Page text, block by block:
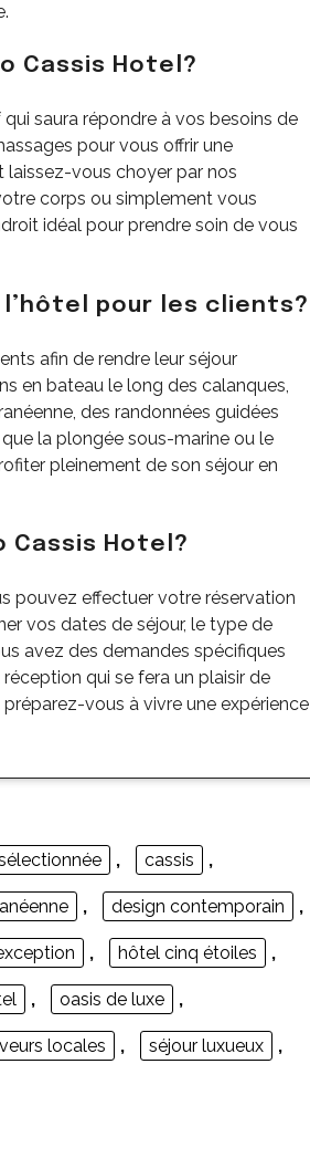
Cassis Hotel?
saura répondre à vos besoins de
pour vous offrir une
laissez-vous choyer par nos
corps ou simplement vous
idéal pour prendre soin de vous
pour les clients?
afin de rendre leur séjour
en bateau le long des calanques,
des randonnées guidées
la plongée sous-marine ou le
pleinement de son séjour en
Cassis Hotel?
pouvez effectuer votre réservation
vos dates de séjour, le type de
avez des demandes spécifiques
qui se fera un plaisir de
vous à vivre une expérience
, cassis ,
, design contemporain ,
, hôtel cinq étoiles ,
, oasis de luxe ,
locales , séjour luxueux ,